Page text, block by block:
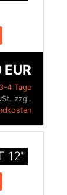
3-4 Tage
zzgl.
12"